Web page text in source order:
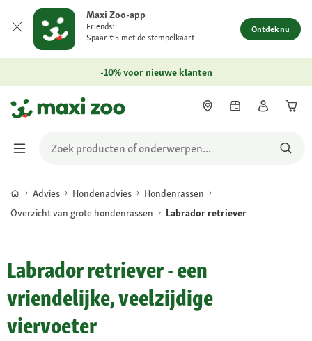
Maxi Zoo-app
Friends:
Spaar €5 met de stempelkaart
Ontdek nu
-10% voor nieuwe klanten
Advies Hondenadvies
Hondenrassen
Overzicht van grote hondenrassen
Labrador retriever
Labrador retriever - een
vriendelijke, veelzijdige
viervoeter